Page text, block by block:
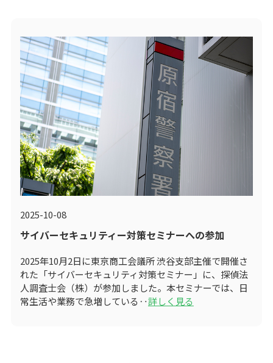
2025-10-08
サイバーセキュリティー対策セミナーへの参加
2025年10月2日に東京商工会議所 渋谷支部主催で開催さ
れた「サイバーセキュリティ対策セミナー」に、探偵法
人調査士会（株）が参加しました。本セミナーでは、日
常生活や業務で急増している‥詳しく見る